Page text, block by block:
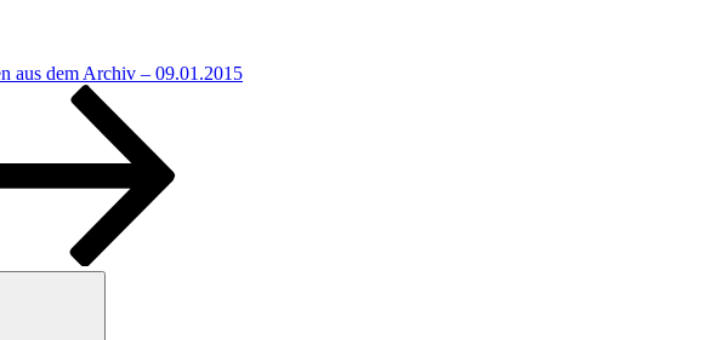
aus dem Archiv – 09.01.2015